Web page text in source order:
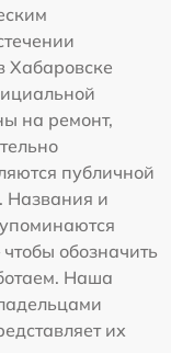
Хабаровске
на ремонт,
публичной
Названия и
обозначить
Наша
их